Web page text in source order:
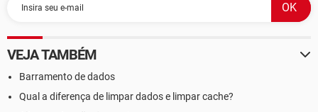
VEJA TAMBÉM
Barramento de dados
Qual a diferença de limpar dados e limpar cache?